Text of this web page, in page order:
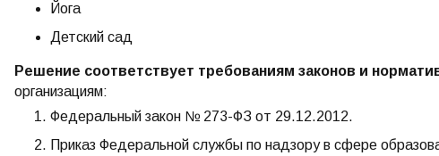
Йога
Детский сад
Решение соответствует требованиям законов и
организациям:
Федеральный закон № 273-ФЗ от 29.12.2012.
Приказ Федеральной службы по надзору в сфере